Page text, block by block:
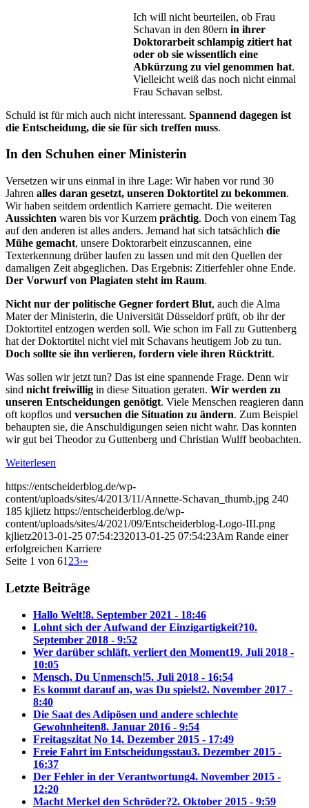
Ich will nicht beurteilen, ob Frau
Schavan in den 80ern in ihrer
Doktorarbeit schlampig zitiert hat
oder ob sie wissentlich eine
Abkürzung zu viel genommen hat.
Vielleicht weiß das noch nicht einmal
Frau Schavan selbst.
Schuld ist für mich auch nicht interessant. Spannend dagegen ist
die Entscheidung, die sie für sich treffen muss.
In den Schuhen einer Ministerin
Versetzen wir uns einmal in ihre Lage: Wir haben vor rund 30
Jahren alles daran gesetzt, unseren Doktortitel zu bekommen.
Wir haben seitdem ordentlich Karriere gemacht. Die weiteren
Aussichten waren bis vor Kurzem prächtig. Doch von einem Tag
auf den anderen ist alles anders. Jemand hat sich tatsächlich die
Mühe gemacht, unsere Doktorarbeit einzuscannen, eine
Texterkennung drüber laufen zu lassen und mit den Quellen der
damaligen Zeit abgeglichen. Das Ergebnis: Zitierfehler ohne Ende.
Der Vorwurf von Plagiaten steht im Raum.
Nicht nur der politische Gegner fordert Blut, auch die Alma
Mater der Ministerin, die Universität Düsseldorf prüft, ob ihr der
Doktortitel entzogen werden soll. Wie schon im Fall zu Guttenberg
hat der Doktortitel nicht viel mit Schavans heutigem Job zu tun.
Doch sollte sie ihn verlieren, fordern viele ihren Rücktritt.
Was sollen wir jetzt tun? Das ist eine spannende Frage. Denn wir
sind nicht freiwillig in diese Situation geraten. Wir werden zu
unseren Entscheidungen genötigt. Viele Menschen reagieren dann
oft kopflos und versuchen die Situation zu ändern. Zum Beispiel
behaupten sie, die Anschuldigungen seien nicht wahr. Das konnten
wir gut bei Theodor zu Guttenberg und Christian Wulff beobachten.
Weiterlesen
https://entscheiderblog.de/wp-
content/uploads/sites/4/2013/11/Annette-Schavan_thumb.jpg 240
185 kjlietz https://entscheiderblog.de/wp-
content/uploads/sites/4/2021/09/Entscheiderblog-Logo-III.png
kjlietz2013-01-25 07:54:232013-01-25 07:54:23Am Rande einer
erfolgreichen Karriere
Seite 1 von 61 23›»
Letzte Beiträge
Hallo Welt!8. September 2021 - 18:46
Lohnt sich der Aufwand der Einzigartigkeit?10.
September 2018 - 9:52
Wer darüber schläft, verliert den Moment19. Juli 2018 -
10:05
Mensch, Du Unmensch!5. Juli 2018 - 16:54
Es kommt darauf an, was Du spielst2. November 2017 -
8:40
Die Saat des Adipösen und andere schlechte
Gewohnheiten8. Januar 2016 - 9:54
Freitagszitat No 14. Dezember 2015 - 17:49
Freie Fahrt im Entscheidungsstau3. Dezember 2015 -
16:37
Der Fehler in der Verantwortung4. November 2015 -
12:20
Macht Merkel den Schröder?2. Oktober 2015 - 9:59